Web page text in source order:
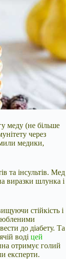
меду (не більше
через
медики,
та інсультів. Мед
виразки шлунка і
стійкість і
до діабету. Та
воді цей
отримує голий
експерти.